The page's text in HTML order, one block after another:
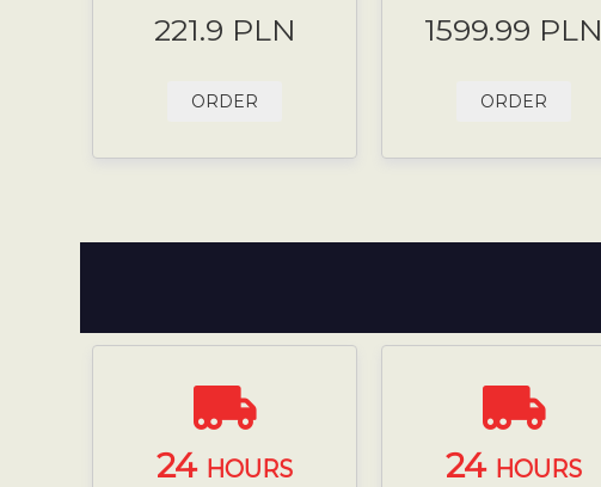
221.9 PLN
ORDER
1599.99 PLN
ORDER
24 HOURS 24 HOURS